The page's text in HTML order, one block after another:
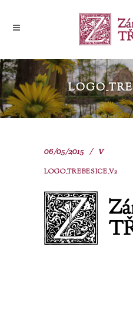
06/05/2015 V
LOGO_TREBESICE_V2